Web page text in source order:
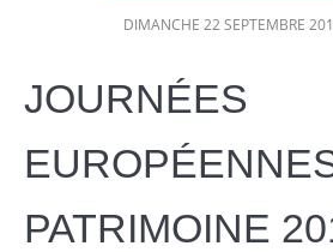
DIMANCHE 22 SEPTEMBRE
JOURNÉES
PATRIMOINE